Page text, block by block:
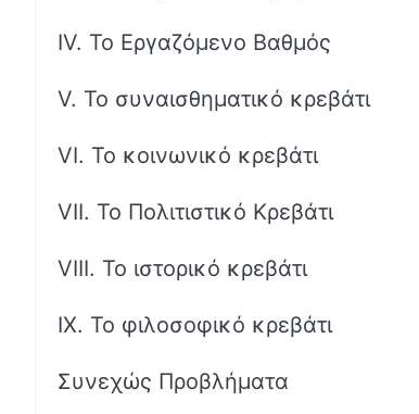
IV. Το Εργαζόμενο Βαθμός
V. Το συναισθηματικό κρεβάτι
VI. Το κοινωνικό κρεβάτι
VII. Το Πολιτιστικό Κρεβάτι
VIII. Το ιστορικό κρεβάτι
IX. Το φιλοσοφικό κρεβάτι
Συνεχώς Προβλήματα